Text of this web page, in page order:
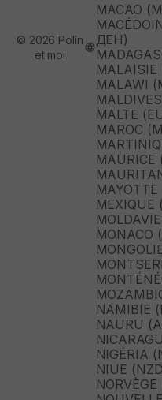
MACAO
ДЕН)
MALAISIE
MALAWI
MALTE
MEXIQUE
MONACO
NAMIBIE
NAURU
NIGÉRIA
NIUE
© 2026 Polín
et moi